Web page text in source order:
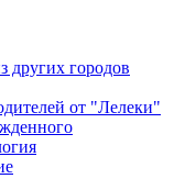
других городов
от "Лелеки"